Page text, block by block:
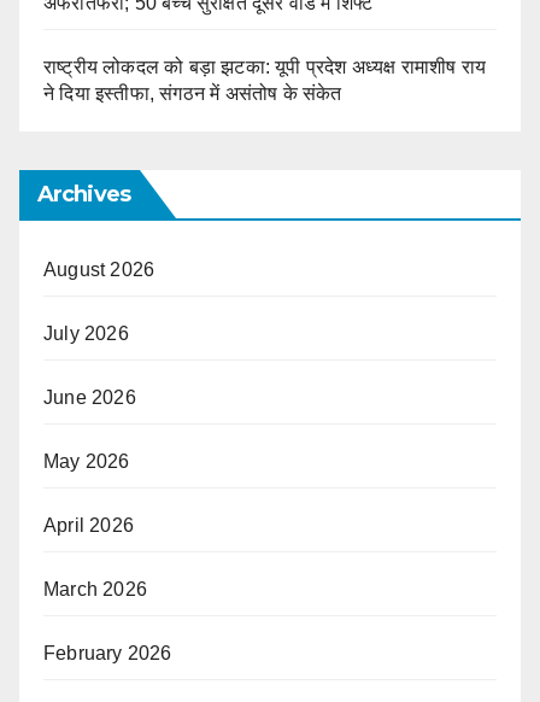
राष्ट्रीय लोकदल को बड़ा झटका: यूपी प्रदेश अध्यक्ष रामाशीष राय
ने दिया इस्तीफा, संगठन में असंतोष के संकेत
Archives
August 2026
July 2026
June 2026
May 2026
April 2026
March 2026
February 2026